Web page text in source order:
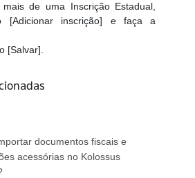
mais de uma Inscrição Estadual,
[Adicionar inscrição] e faça a
[Salvar].
documentos fiscais e
acessórias no Kolossus